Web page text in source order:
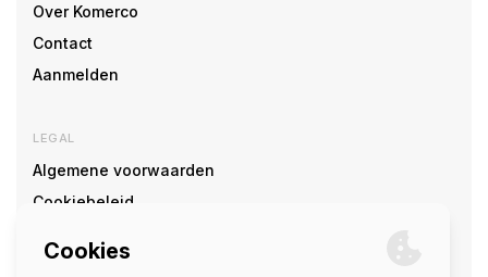
Over Komerco
Contact
Aanmelden
LEGAL
Algemene voorwaarden
Cookiebeleid